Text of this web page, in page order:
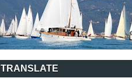
TRANSLATE